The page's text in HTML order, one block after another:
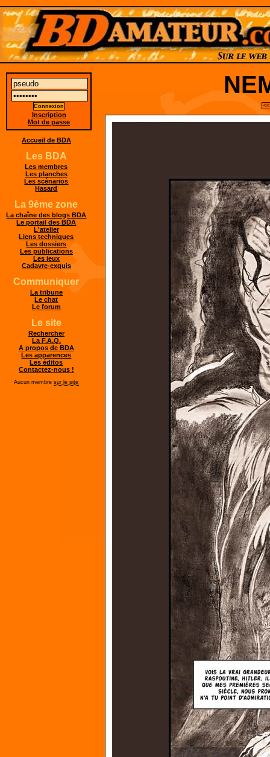
Inscription
Mot de passe
Accueil de BDA
Les BDA
Les membres
Les planches
Les scénarios
Hasard
La 9ème zone
La chaîne des blogs BDA
Le portail des BDA
L'atelier
Liens techniques
Les dossiers
Les publications
Les jeux
Cadavre-exquis
Communiquer
La tribune
Le chat
Le forum
Le site
Rechercher
La F.A.Q.
A propos de BDA
Les apparences
Les éditos
Contactez-nous !
Aucun membresur le site